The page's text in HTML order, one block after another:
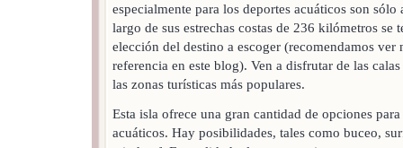
especialmente para los deportes acuáticos son sólo
largo de sus estrechas costas de 236 kilómetros se
elección del destino a escoger (recomendamos ver
referencia en este blog). Ven a disfrutar de las
las zonas turísticas más populares.
Esta isla ofrece una gran cantidad de opciones
acuáticos. Hay posibilidades, tales como buceo,